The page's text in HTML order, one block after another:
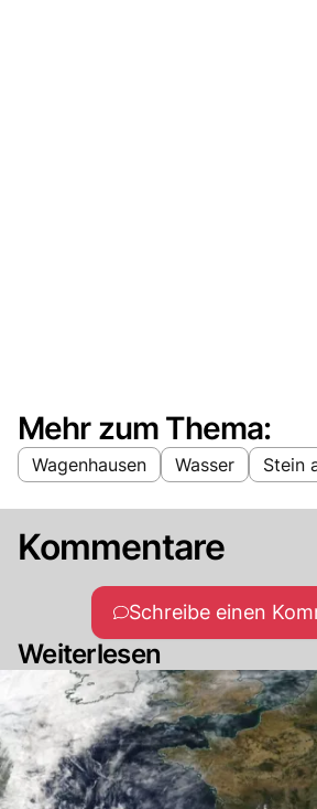
Mehr zum Thema:
Wagenhausen Wasser Stein
Kommentare
Schreibe einen
Weiterlesen